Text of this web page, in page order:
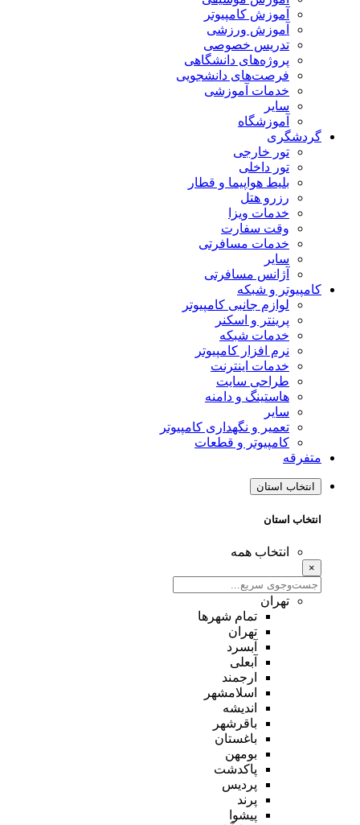
آموزش کامپیوتر
آموزش ورزشی
تدریس خصوصی
پروژه‌های دانشگاهی
فرصت‌های دانشجویی
خدمات آموزشی
سایر
آموزشگاه
گردشگری
تور خارجی
تور داخلی
بلیط هواپیما و قطار
رزرو هتل
خدمات ویزا
وقت سفارت
خدمات مسافرتی
سایر
آژانس مسافرتی
کامپیوتر و شبکه
لوازم جانبی کامپیوتر
پرینتر و اسکنر
خدمات شبکه
نرم افزار کامپیوتر
خدمات اینترنت
طراحی سایت
هاستینگ و دامنه
سایر
تعمیر و نگهداری کامپیوتر
کامپیوتر و قطعات
متفرقه
انتخاب استان
انتخاب استان
انتخاب همه
×
تهران
تمام شهر‌ها
تهران
آبسرد
آبعلی
ارجمند
اسلامشهر
اندیشه
باقرشهر
باغستان
بومهن
پاکدشت
پردیس
پرند
پیشوا